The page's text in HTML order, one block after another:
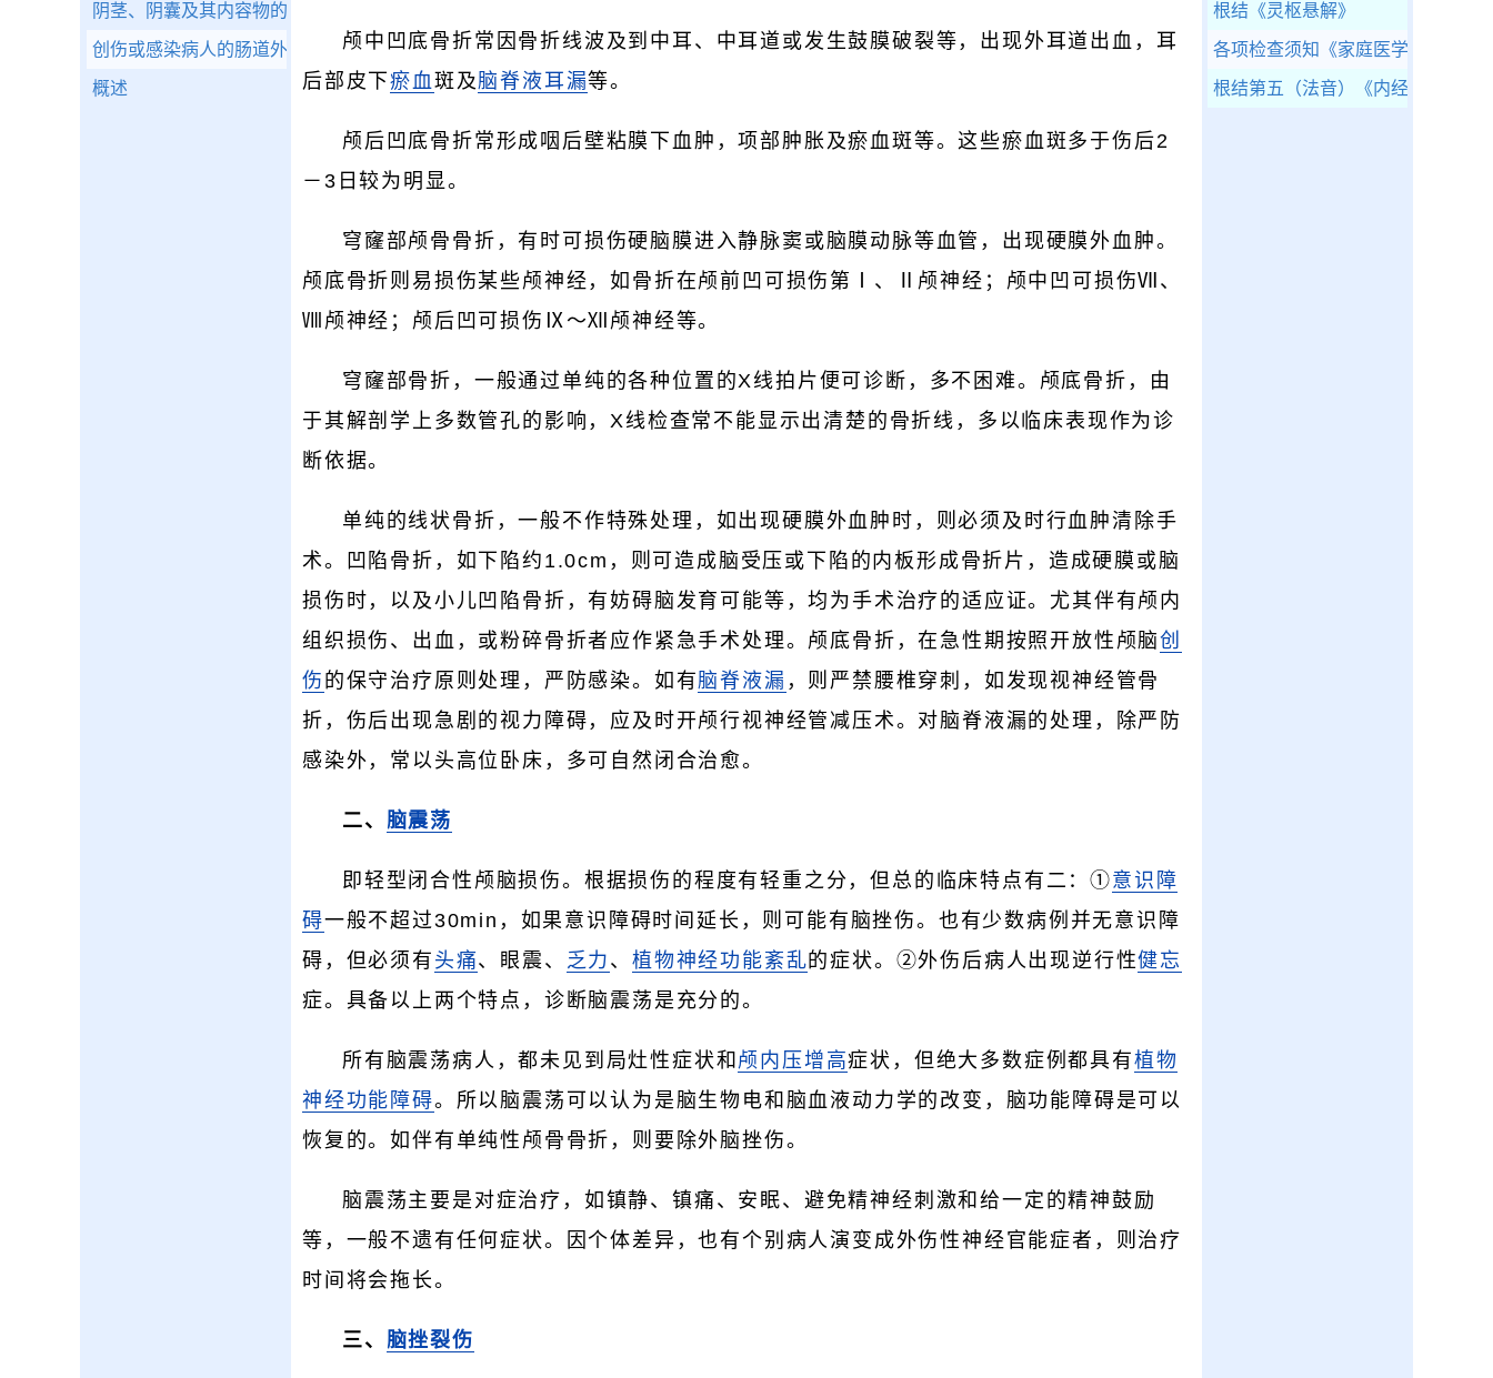
颅中凹底骨折常因骨折线波及到中耳、中耳道或发生鼓膜破裂等，出现外耳道出血，耳
后部皮下瘀血斑及脑脊液耳漏等。
颅后凹底骨折常形成咽后壁粘膜下血肿，项部肿胀及瘀血斑等。这些瘀血斑多于伤后2
－3日较为明显。
穹窿部颅骨骨折，有时可损伤硬脑膜进入静脉窦或脑膜动脉等血管，出现硬膜外血肿。
颅底骨折则易损伤某些颅神经，如骨折在颅前凹可损伤第Ⅰ、Ⅱ颅神经；颅中凹可损伤Ⅶ、
Ⅷ颅神经；颅后凹可损伤Ⅸ～Ⅻ颅神经等。
穹窿部骨折，一般通过单纯的各种位置的X线拍片便可诊断，多不困难。颅底骨折，由
于其解剖学上多数管孔的影响，X线检查常不能显示出清楚的骨折线，多以临床表现作为诊
断依据。
单纯的线状骨折，一般不作特殊处理，如出现硬膜外血肿时，则必须及时行血肿清除手
术。凹陷骨折，如下陷约1.0cm，则可造成脑受压或下陷的内板形成骨折片，造成硬膜或脑
损伤时，以及小儿凹陷骨折，有妨碍脑发育可能等，均为手术治疗的适应证。尤其伴有颅内
组织损伤、出血，或粉碎骨折者应作紧急手术处理。颅底骨折，在急性期按照开放性颅脑创
伤 的保守治疗原则处理，严防感染。如有脑脊液漏 ，则严禁腰椎穿刺，如发现视神经管骨
折，伤后出现急剧的视力障碍，应及时开颅行视神经管减压术。对脑脊液漏的处理，除严防
感染外，常以头高位卧床，多可自然闭合治愈。
二、 脑震荡
即轻型闭合性颅脑损伤。根据损伤的程度有轻重之分，但总的临床特点有二：①意识障
碍一般不超过30min，如果意识障碍时间延长，则可能有脑挫伤。也有少数病例并无意识障
碍，但必须有 头痛、眼震、 乏力 、植物神经功能紊乱的症状。②外伤后病人出现逆行性健忘
症。具备以上两个特点，诊断脑震荡是充分的。
所有脑震荡病人，都未见到局灶性症状和 颅内压增高症状，但绝大多数症例都具有植物
神经功能障碍。所以脑震荡可以认为是脑生物电和脑血液动力学的改变，脑功能障碍是可以
恢复的。如伴有单纯性颅骨骨折，则要除外脑挫伤。
脑震荡主要是对症治疗，如镇静、镇痛、安眠、避免精神经刺激和给一定的精神鼓励
等，一般不遗有任何症状。因个体差异，也有个别病人演变成外伤性神经官能症者，则治疗
时间将会拖长。
三、 脑挫裂伤
阴茎、阴囊及其内容物的损伤
创伤或感染病人的肠道外营养支持
概述
根结 《灵枢悬解》
各项检查须知 《家庭医学百科-家庭
根结第五（法音） 《内经评文》